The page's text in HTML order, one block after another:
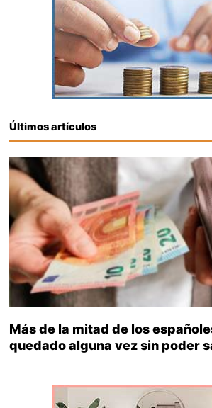
Últimos artículos
Más de la mitad de los
quedado alguna vez sin poder